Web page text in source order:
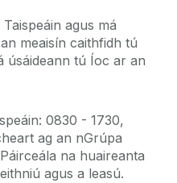
agus má
meaisín caithfidh tú
úsáideann tú Íoc ar an
0830 - 1730,
ag an nGrúpa
na huaireanta
agus a leasú.